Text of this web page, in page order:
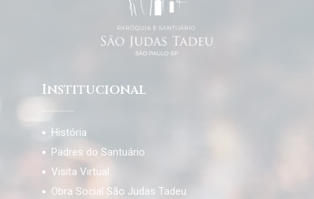
Institucional
História
Padres do Santuário
Visita Virtual
Obra Social São Judas Tadeu